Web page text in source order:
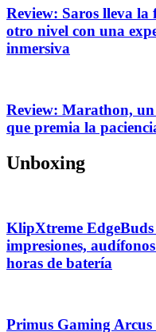
Review: Saros lleva
otro nivel con una
inmersiva
Review: Marathon, un
que premia la
Unboxing
KlipXtreme
impresiones,
horas de batería
Primus Gaming